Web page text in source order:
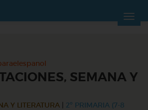
SEMANA Y
Y LITERATURA
2º PRIMARIA (7-8